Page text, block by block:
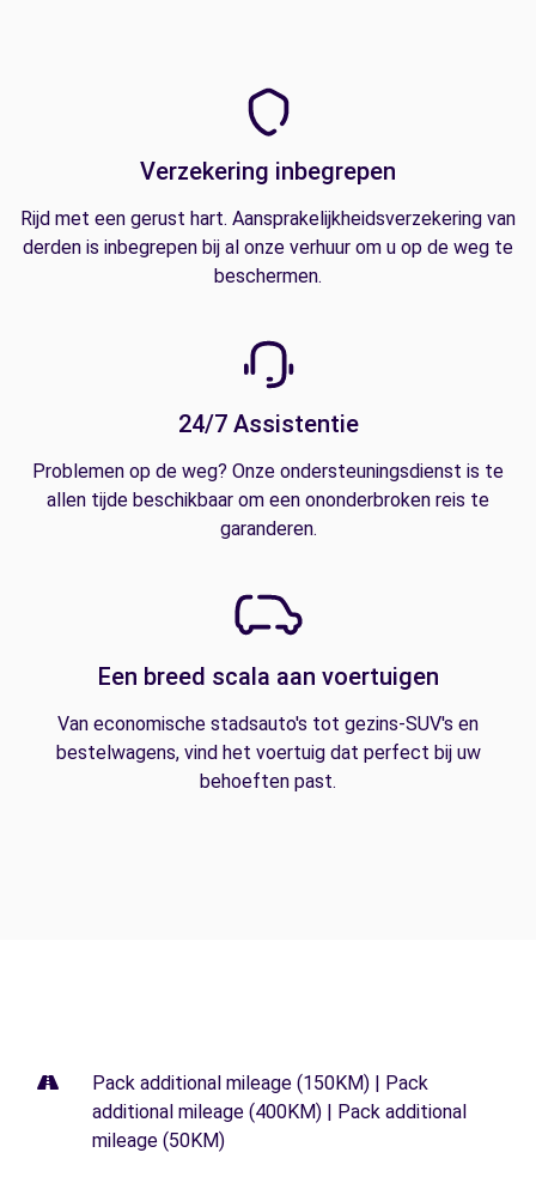
Verzekering inbegrepen
Rijd met een gerust hart. Aansprakelijkheidsverzekering van
derden is inbegrepen bij al onze verhuur om u op de weg te
beschermen.
24/7 Assistentie
Problemen op de weg? Onze ondersteuningsdienst is te
allen tijde beschikbaar om een ononderbroken reis te
garanderen.
Een breed scala aan voertuigen
Van economische stadsauto's tot gezins-SUV's en
bestelwagens, vind het voertuig dat perfect bij uw
behoeften past.
Pack additional mileage (150KM) | Pack
additional mileage (400KM) | Pack additional
mileage (50KM)